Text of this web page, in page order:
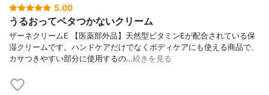
5.00
うるおってベタつかないクリーム
ザーネクリームE 【医薬部外品】天然型ビタミンEが配合されている保
湿クリームです。ハンドケアだけでなくボディケアにも使える商品で、
カサつきやすい部分に使用するの…続きを見る